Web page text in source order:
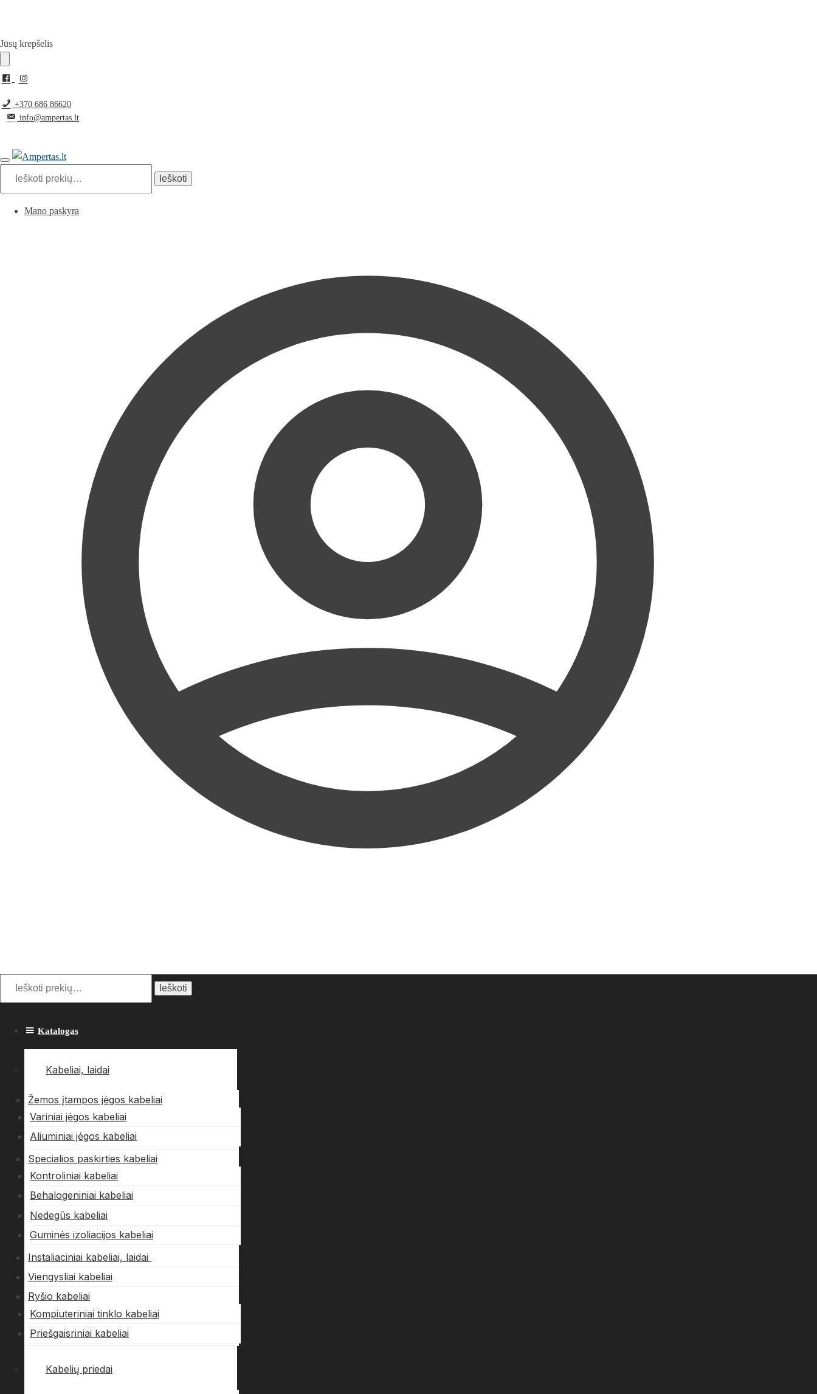
Pereiti
navigacijos
Pereiti
turinio
Jūsų krepšelis
+370 686 86620
info@ampertas.lt
Ieškoti
Mano paskyra
Ieškoti:
Ieškoti
Katalogas
Kabeliai, laidai
Žemos įtampos jėgos kabeliai
Variniai jėgos kabeliai
Aliuminiai jėgos kabeliai
Specialios paskirties kabeliai
Kontroliniai kabeliai
Behalogeniniai kabeliai
Nedegūs kabeliai
Guminės izoliacijos kabeliai
Instaliaciniai kabeliai, laidai
Viengysliai kabeliai
Ryšio kabeliai
Kompiuteriniai tinklo kabeliai
Priešgaisriniai kabeliai
Kabelių priedai